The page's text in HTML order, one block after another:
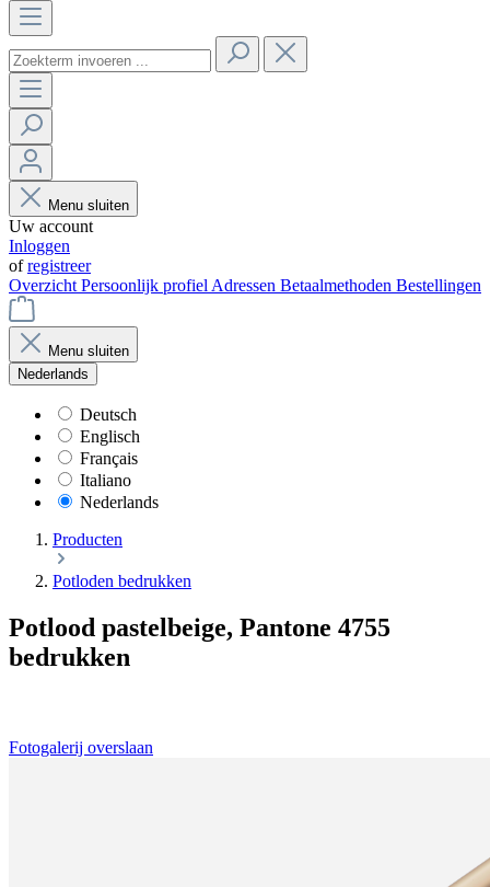
Menu sluiten
Uw account
Inloggen
ofregistreer
Overzicht Persoonlijk profiel Adressen Betaalmethoden Bestellingen
Menu sluiten
Nederlands
Deutsch
Englisch
Français
Italiano
Nederlands
Producten
Potloden bedrukken
Potlood pastelbeige, Pantone 4755
bedrukken
Fotogalerij overslaan